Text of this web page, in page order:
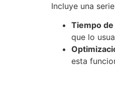
Incluye una
Tiempo
que lo
esta